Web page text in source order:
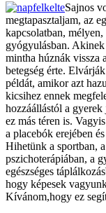
Sajnos
megtapasztaljam, az
kapcsolatban,
gyógyulásban.
mintha húznák vissza
betegség érte.
példát, amikor azt
kicsihez ennek
hozzáállástól a
ez más téren is.
a placebók erejében
Hihetünk a sportban,
pszichoterápiában, a
egészséges
hogy képesek
Kívánom,hogy ez